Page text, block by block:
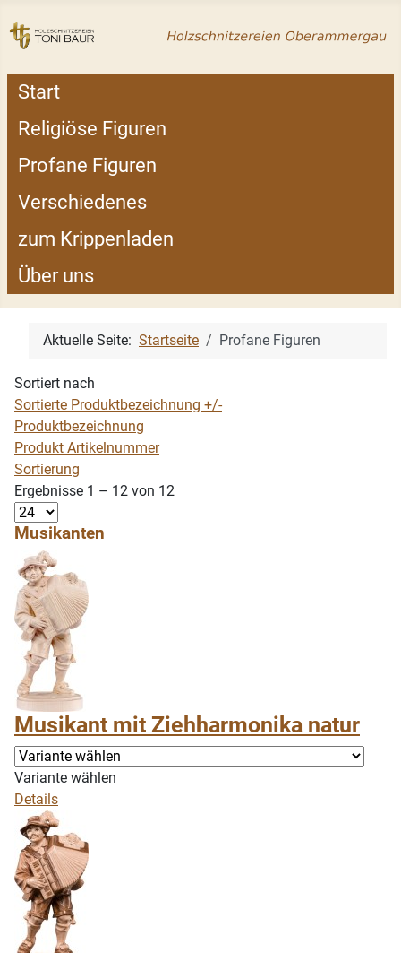
Start
Religiöse Figuren
Profane Figuren
Verschiedenes
zum Krippenladen
Über uns
Aktuelle Seite: Startseite Profane Figuren
Sortiert nach
Sortierte Produktbezeichnung +/-
Produktbezeichnung
Produkt Artikelnummer
Sortierung
Ergebnisse 1 – 12 von 12
Musikanten
Musikant mit Ziehharmonika natur
Variante wählen
Details